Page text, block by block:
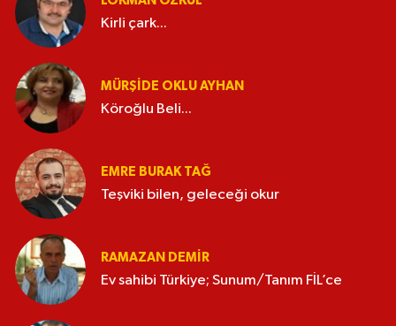
Kirli çark...
MÜRŞIDE OKLU AYHAN
Köroğlu Beli...
EMRE BURAK TAĞ
Teşviki bilen, geleceği okur
RAMAZAN DEMİR
Ev sahibi Türkiye; Sunum/Tanım FİL’ce